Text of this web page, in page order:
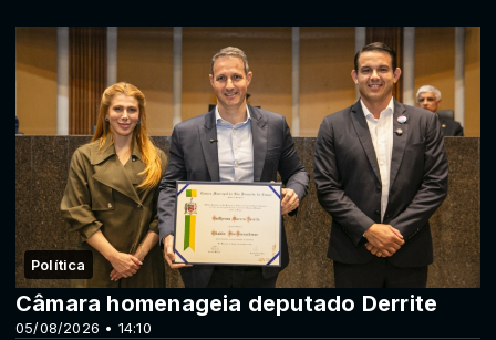
Política
05/08/2026 • 14:10
Câmara homenageia deputado Derrite